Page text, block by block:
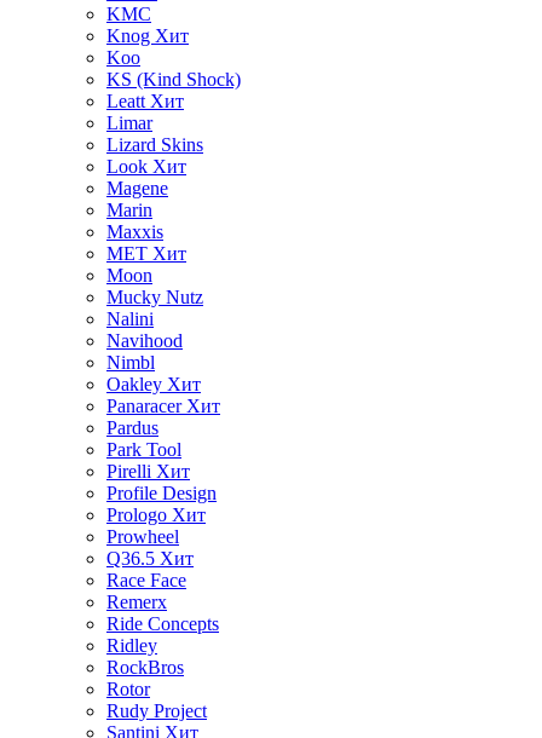
KMC
Knog Хит
Koo
KS (Kind Shock)
Leatt Хит
Limar
Lizard Skins
Look Хит
Magene
Marin
Maxxis
MET Хит
Moon
Mucky Nutz
Nalini
Navihood
Nimbl
Oakley Хит
Panaracer Хит
Pardus
Park Tool
Pirelli Хит
Profile Design
Prologo Хит
Prowheel
Q36.5 Хит
Race Face
Remerx
Ride Concepts
Ridley
RockBros
Rotor
Rudy Project
Santini Хит